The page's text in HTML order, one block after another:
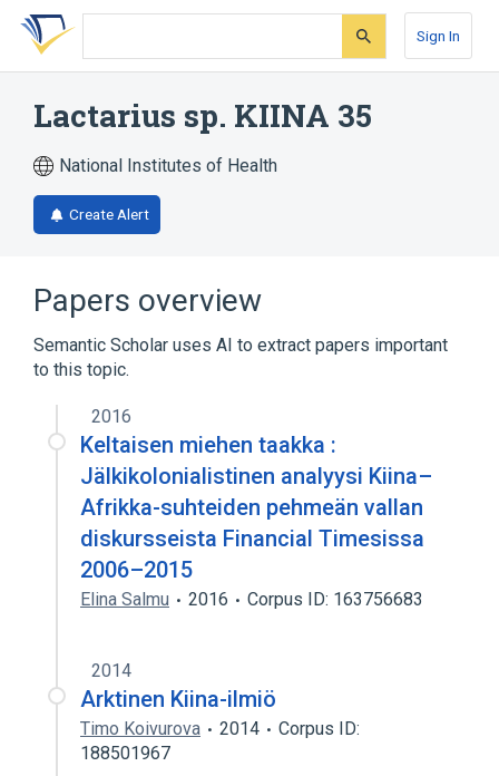
Skip
search
Skip
Skip
account
Sign In
Lactarius sp. KIINA 35
National Institutes of Health
Create Alert
Papers overview
Semantic Scholar uses AI to extract papers important
to this topic.
2016
Keltaisen miehen taakka :
Jälkikolonialistinen analyysi Kiina–
Afrikka-suhteiden pehmeän vallan
diskursseista Financial Timesissa
2006–2015
Elina Salmu 2016 Corpus ID: 163756683
2014
Arktinen Kiina-ilmiö
Timo Koivurova 2014
Corpus ID:
188501967